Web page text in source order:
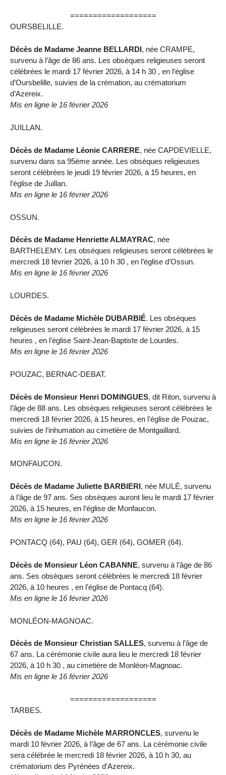
===================
OURSBELILLE.
Décès de Madame Jeanne BELLARDI, née CRAMPE,
survenu à l’âge de 86 ans. Les obsèques religieuses seront
célébrées le mardi 17 février 2026, à 14 h 30 , en l’église
d’Oursbelille, suivies de la crémation, au crématorium
d’Azereix.
Mis en ligne le 16 février 2026
JUILLAN.
Décès de Madame Léonie CARRERE, née CAPDEVIELLE,
survenu dans sa 95ème année. Les obsèques religieuses
seront célébrées le jeudi 19 février 2026, à 15 heures, en
l’église de Juillan.
Mis en ligne le 16 février 2026
OSSUN.
Décès de Madame Henriette ALMAYRAC, née
BARTHELEMY. Les obsèques religieuses seront célébrées le
mercredi 18 février 2026, à 10 h 30 , en l’église d’Ossun.
Mis en ligne le 16 février 2026
LOURDES.
Décès de Madame Michèle DUBARBIÉ. Les obsèques
religieuses seront célébrées le mardi 17 février 2026, à 15
heures , en l’église Saint-Jean-Baptiste de Lourdes.
Mis en ligne le 16 février 2026
POUZAC, BERNAC-DEBAT.
Décès de Monsieur Henri DOMINGUES, dit Riton, survenu à
l’âge de 88 ans. Les obsèques religieuses seront célébrées le
mercredi 18 février 2026, à 15 heures, en l’église de Pouzac,
suivies de l’inhumation au cimetière de Montgaillard.
Mis en ligne le 16 février 2026
MONFAUCON.
Décès de Madame Juliette BARBIERI, née MULÉ, survenu
à l’âge de 97 ans. Ses obsèques auront lieu le mardi 17 février
2026, à 15 heures, en l’église de Monfaucon.
Mis en ligne le 16 février 2026
PONTACQ (64), PAU (64), GER (64), GOMER (64).
Décès de Monsieur Léon CABANNE, survenu à l’âge de 86
ans. Ses obsèques seront célébrées le mercredi 18 février
2026, à 10 heures , en l’église de Pontacq (64).
Mis en ligne le 16 février 2026
MONLÉON-MAGNOAC.
Décès de Monsieur Christian SALLES, survenu à l’âge de
67 ans. La cérémonie civile aura lieu le mercredi 18 février
2026, à 10 h 30 , au cimetière de Monléon-Magnoac.
Mis en ligne le 16 février 2026
===================
TARBES.
Décès de Madame Michèle MARRONCLES, survenu le
mardi 10 février 2026, à l’âge de 67 ans. La cérémonie civile
sera célébrée le mercredi 18 février 2026, à 10 h 30, au
crématorium des Pyrénées d’Azereix.